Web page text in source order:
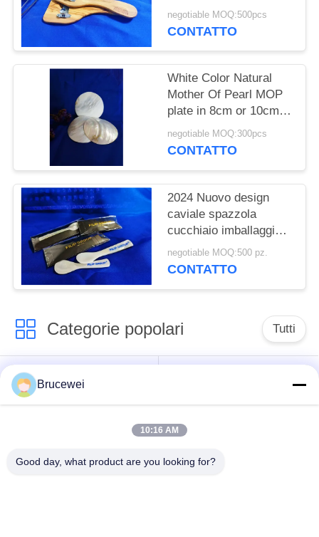
220x110x8mm
negotiable MOQ:500pcs
CONTATTO
White Color Natural
Mother Of Pearl MOP
plate in 8cm or 10cm
or customized size
available
negotiable MOQ:300pcs
CONTATTO
2024 Nuovo design
caviale spazzola
cucchiaio imballaggio
scatola con logo
diverse dimensioni
negotiable MOQ:500 pz.
CONTATTO
Categorie popolari Tutti
Scatola d'imballaggio
di carta
Scatola regalo in
Brucewei
10:16 AM
Good day, what product are you looking for?